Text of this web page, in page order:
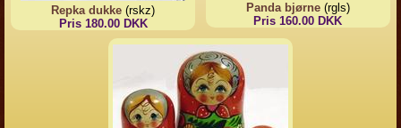
Repka dukke (rskz)
Pris 180.00 DKK
Panda bjørne(rgls)
Pris 160.00 DKK